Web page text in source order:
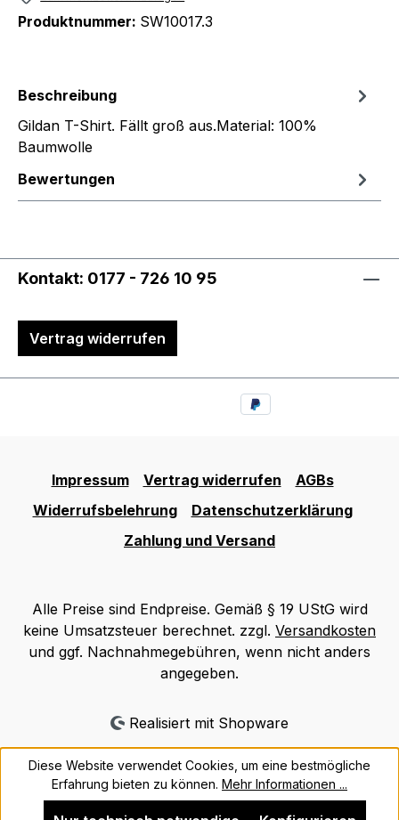
Produktnummer: SW10017.3
Beschreibung
Gildan T-Shirt. Fällt groß aus.Material: 100%
Baumwolle
Bewertungen
Kontakt: 0177 - 726 10 95
Vertrag widerrufen
Impressum Vertrag widerrufen
AGBs
Widerrufsbelehrung
Datenschutzerklärung
Zahlung und Versand
Alle Preise sind Endpreise. Gemäß § 19 UStG wird
keine Umsatzsteuer berechnet. zzgl. Versandkosten
und ggf. Nachnahmegebühren, wenn nicht anders
angegeben.
Realisiert mit Shopware
Diese Website verwendet Cookies, um eine bestmögliche
Erfahrung bieten zu können. Mehr Informationen ...